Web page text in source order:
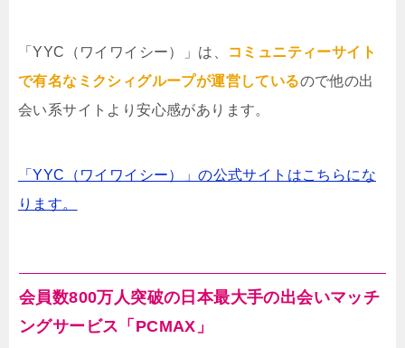
「YYC（ワイワイシー）」は、
コミュニティーサイト
で有名なミクシィグループが運営しているので他の出
会い系サイトより安心感があります。
「YYC（ワイワイシー）」の公式サイトはこちらにな
ります。
会員数800万人突破の日本最大手の出会いマッチ
ングサービス「PCMAX」